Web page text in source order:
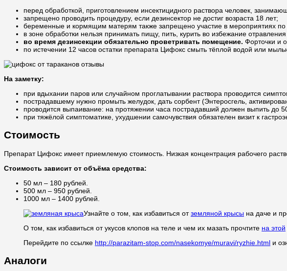
перед обработкой, приготовлением инсектицидного раствора человек,
запрещено проводить процедуру, если дезинсектор не достиг возраста 18 лет;
беременные и кормящим матерям также запрещено участие в мероприятиях
в зоне обработки нельзя принимать пищу, пить, курить во избежание
во время дезинсекции обязательно проветривать помещение. Форточки и
по истечении 12 часов остатки препарата Цифокс смыть тёплой водой или
На заметку:
при вдыхании паров или случайном проглатывании раствора проводится
пострадавшему нужно промыть желудок, дать сорбент (Энтеросгель,
проводится выпаивание: на протяжении часа пострадавший должен выпить до
при тяжёлой симптоматике, ухудшении самочувствия обязателен визит к
Стоимость
Препарат Цифокс имеет приемлемую стоимость. Низкая концентрация рабочего
Стоимость зависит от объёма средства:
50 мл – 180 рублей.
500 мл – 950 рублей.
1000 мл – 1400 рублей.
Узнайте о том, как избавиться отземляной крысы на даче и
О том, как избавиться от укусов клопов на теле и чем их мазать прочтите на этой
Перейдите по ссылке http://parazitam-stop.com/nasekomye/muravi/ryzhie.html и
Аналоги